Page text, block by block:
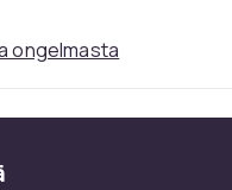
ongelmasta